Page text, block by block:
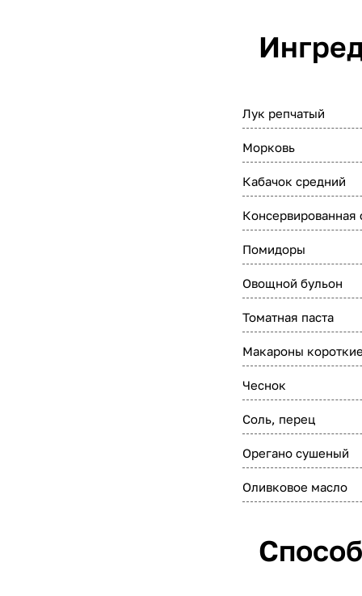
Лук репчатый
Морковь
Кабачок средний
Консервированная
Помидоры
Овощной бульон
Томатная паста
Макароны
Чеснок
Соль, перец
Орегано сушеный
Оливковое масло